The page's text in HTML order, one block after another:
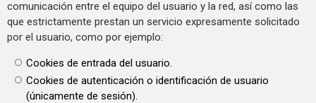
comunicación entre el equipo del usuario y la red, así como las
que estrictamente prestan un servicio expresamente solicitado
por el usuario, como por ejemplo:
Cookies de entrada del usuario.
Cookies de autenticación o identificación de usuario
(únicamente de sesión).